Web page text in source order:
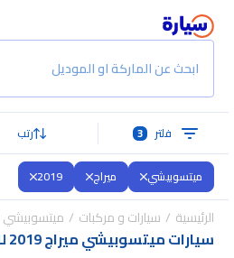
ابحث عن الماركة او الموديل
فلتر 3 رتب
ميتسوبيشي ميراج 2019
الرئيسية سيارات و مركبات ميتسوبيشي
سيارات ميتسوبيشي ميراج 2019 للبيع في السعودية